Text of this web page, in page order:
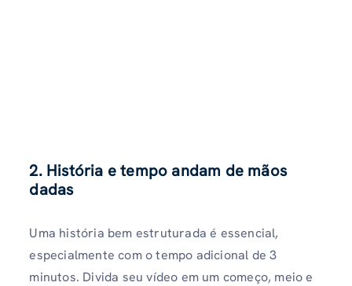
2. História e tempo andam de mãos
dadas
Uma história bem estruturada é essencial,
especialmente com o tempo adicional de 3
minutos. Divida seu vídeo em um começo, meio e